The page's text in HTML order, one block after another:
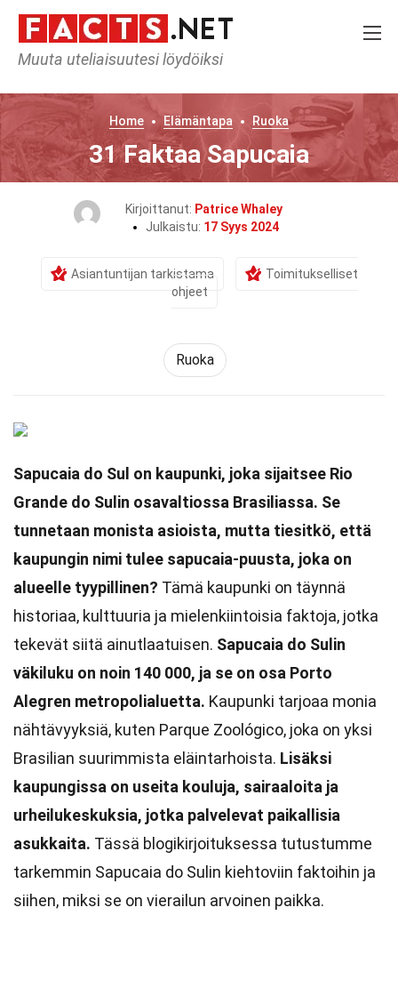
Muuta uteliaisuutesi löydöiksi
Home Elämäntapa Ruoka
31 Faktaa Sapucaia
Kirjoittanut: Patrice Whaley
Julkaistu: 17 Syys 2024
Asiantuntijan tarkistama
Toimitukselliset
ohjeet
Ruoka
Sapucaia do Sul on kaupunki, joka sijaitsee Rio
Grande do Sulin osavaltiossa Brasiliassa. Se
tunnetaan monista asioista, mutta tiesitkö, että
kaupungin nimi tulee sapucaia-puusta, joka on
alueelle tyypillinen? Tämä kaupunki on täynnä
historiaa, kulttuuria ja mielenkiintoisia faktoja, jotka
tekevät siitä ainutlaatuisen. Sapucaia do Sulin
väkiluku on noin 140 000, ja se on osa Porto
Alegren metropolialuetta. Kaupunki tarjoaa monia
nähtävyyksiä, kuten Parque Zoológico, joka on yksi
Brasilian suurimmista eläintarhoista. Lisäksi
kaupungissa on useita kouluja, sairaaloita ja
urheilukeskuksia, jotka palvelevat paikallisia
asukkaita. Tässä blogikirjoituksessa tutustumme
tarkemmin Sapucaia do Sulin kiehtoviin faktoihin ja
siihen, miksi se on vierailun arvoinen paikka.